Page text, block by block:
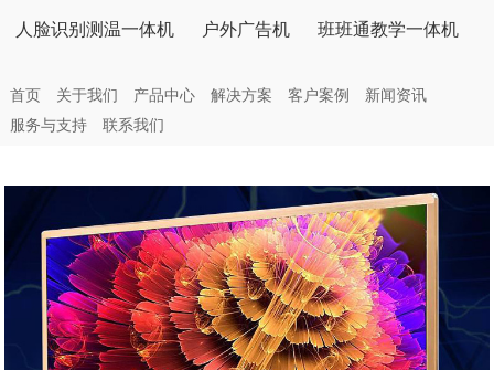
人脸识别测温一体机 户外广告机 班班通教学一体机
首页 关于我们 产品中心 解决方案 客户案例
新闻资讯
服务与支持
联系我们